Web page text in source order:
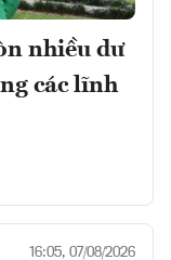
nhiều dư
các lĩnh
16:05, 07/08/2026